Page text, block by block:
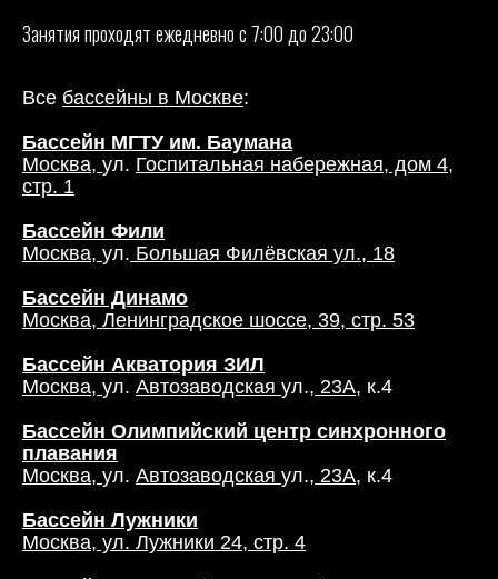
Занятия проходят ежедневно с 7:00 до 23:00
Все бассейны в Москве:
Бассейн МГТУ им. Баумана
Москва, ул. Госпитальная набережная, дом 4,
стр. 1
Бассейн Фили
Москва, ул. Большая Филёвская ул., 18
Бассейн Динамо
Москва, Ленинградское шоссе, 39, стр. 53
Бассейн Акватория ЗИЛ
Москва, ул. Автозаводская ул., 23А, к.4
Бассейн Олимпийский центр синхронного
плавания
Москва, ул. Автозаводская ул., 23А, к.4
Бассейн Лужники
Москва, ул. Лужники 24, стр. 4